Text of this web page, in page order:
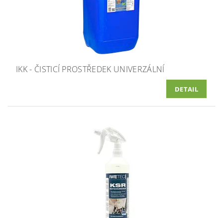
IKK - ČISTICÍ PROSTŘEDEK UNIVERZÁLNÍ
DETAIL